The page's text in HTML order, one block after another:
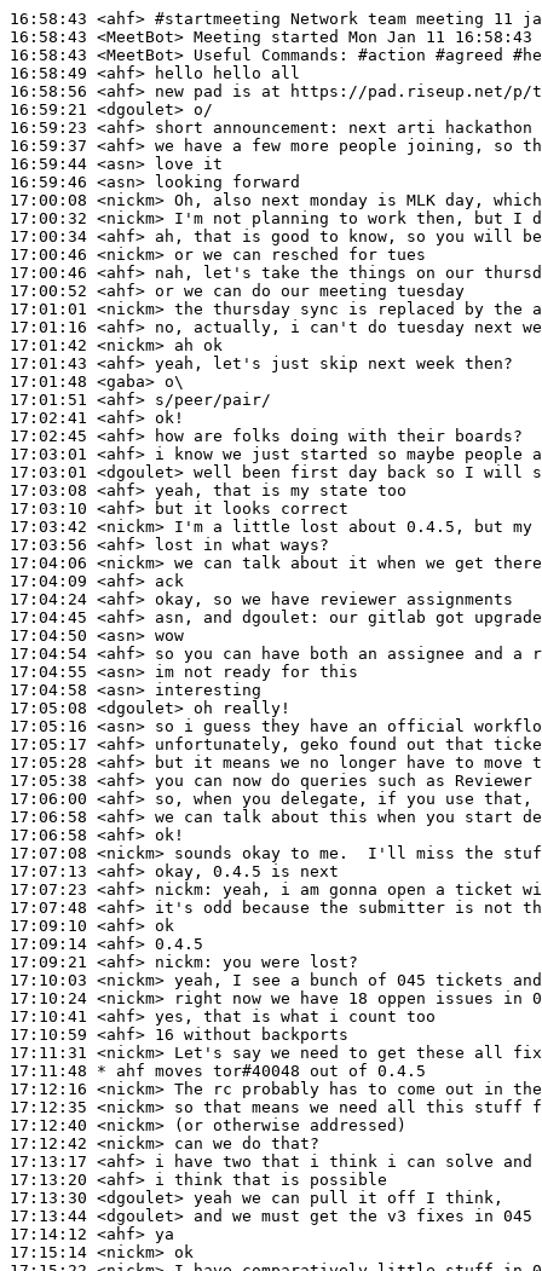
16:58:43 <ahf> #startmeeting Network team meeting 11
16:58:43 <MeetBot>
16:58:43 <MeetBot>
16:58:49 <ahf>
16:58:56 <ahf>
16:59:21 <dgoulet>
16:59:23 <ahf>
16:59:37 <ahf>
16:59:44 <asn>
16:59:46 <asn>
17:00:08 <nickm>
17:00:32 <nickm>
17:00:34 <ahf>
17:00:46 <nickm>
17:00:46 <ahf>
17:00:52 <ahf>
17:01:01 <nickm>
17:01:16 <ahf>
17:01:42 <nickm>
17:01:43 <ahf>
17:01:48 <gaba>
17:01:51 <ahf>
17:02:41 <ahf>
17:02:45 <ahf>
17:03:01 <ahf>
17:03:01 <dgoulet>
17:03:08 <ahf>
17:03:10 <ahf>
17:03:42 <nickm>
17:03:56 <ahf>
17:04:06 <nickm>
17:04:09 <ahf>
17:04:24 <ahf>
17:04:45 <ahf>
17:04:50 <asn>
17:04:54 <ahf>
17:04:55 <asn>
17:04:58 <asn>
17:05:08 <dgoulet>
17:05:16 <asn>
17:05:17 <ahf>
17:05:28 <ahf>
17:05:38 <ahf>
17:06:00 <ahf>
17:06:58 <ahf>
17:06:58 <ahf>
17:07:08 <nickm>
17:07:13 <ahf>
17:07:23 <ahf> nickm:
17:07:48 <ahf>
17:09:10 <ahf>
17:09:14 <ahf>
17:09:21 <ahf> nickm:
17:10:03 <nickm>
17:10:24 <nickm>
17:10:41 <ahf>
17:10:59 <ahf>
17:11:31 <nickm>
17:11:48 * ahf moves tor#40048 out of 0.4.5
17:12:16 <nickm>
17:12:35 <nickm>
17:12:40 <nickm>
17:12:42 <nickm>
17:13:17 <ahf>
17:13:20 <ahf>
17:13:30 <dgoulet>
17:13:44 <dgoulet>
17:14:12 <ahf>
17:15:14 <nickm>